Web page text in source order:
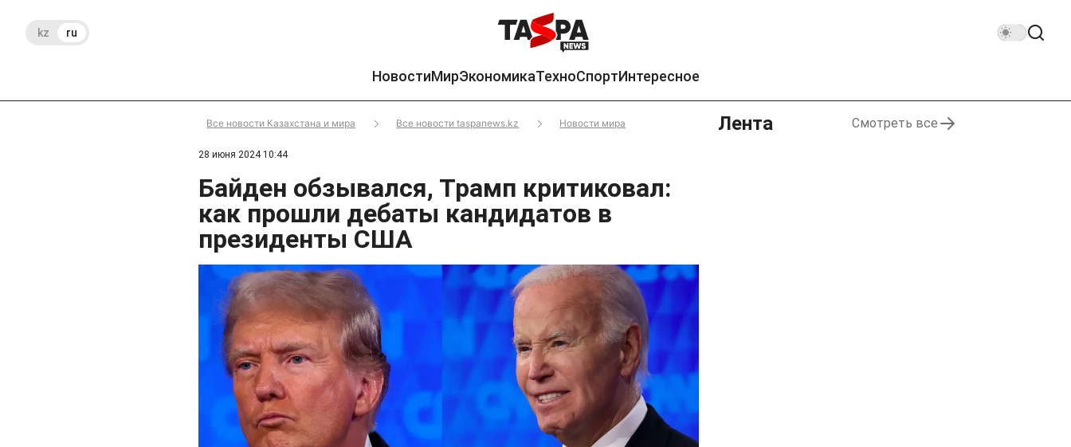
kz ru
НовостиМирЭкономикаТехноСпортИнтересное
Все новости Казахстана и мира Все новости taspanews.kz Новости мира
28 июня 2024 10:44
Байден обзывался, Трамп критиковал:
как прошли дебаты кандидатов в
президенты США
Лента Смотреть все